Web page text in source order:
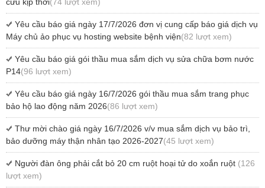
cứu kịp thời(74 lượt xem)
Yêu cầu báo giá ngày 17/7/2026 đơn vị cung cấp báo giá dịch vụ
Máy chủ ảo phục vụ hosting website bệnh viện(82 lượt xem)
Yêu cầu báo giá gói thầu mua sắm dịch vụ sửa chữa bơm nước
P14(96 lượt xem)
Yêu cầu báo giá ngày 16/7/2026 gói thầu mua sắm trang phục
bảo hộ lao động năm 2026(86 lượt xem)
Thư mời chào giá ngày 16/7/2026 v/v mua sắm dịch vụ bảo trì,
bảo dưỡng máy thận nhân tạo 2026-2027(45 lượt xem)
Người đàn ông phải cắt bỏ 20 cm ruột hoại tử do xoắn ruột (126
lượt xem)